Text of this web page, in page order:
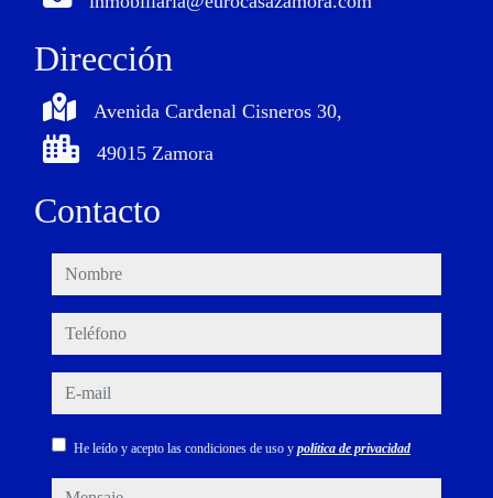
Dirección
Avenida Cardenal Cisneros 30,
49015 Zamora
Contacto
nombre
teléfono
e-mail
He leído y acepto las condiciones de uso y política de privacidad
mensaje